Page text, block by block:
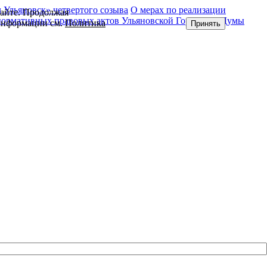
четвертого созыва О мерах по реализации
правовых актов Ульяновской Городской Думы
Продолжая
см.Политика
Принять